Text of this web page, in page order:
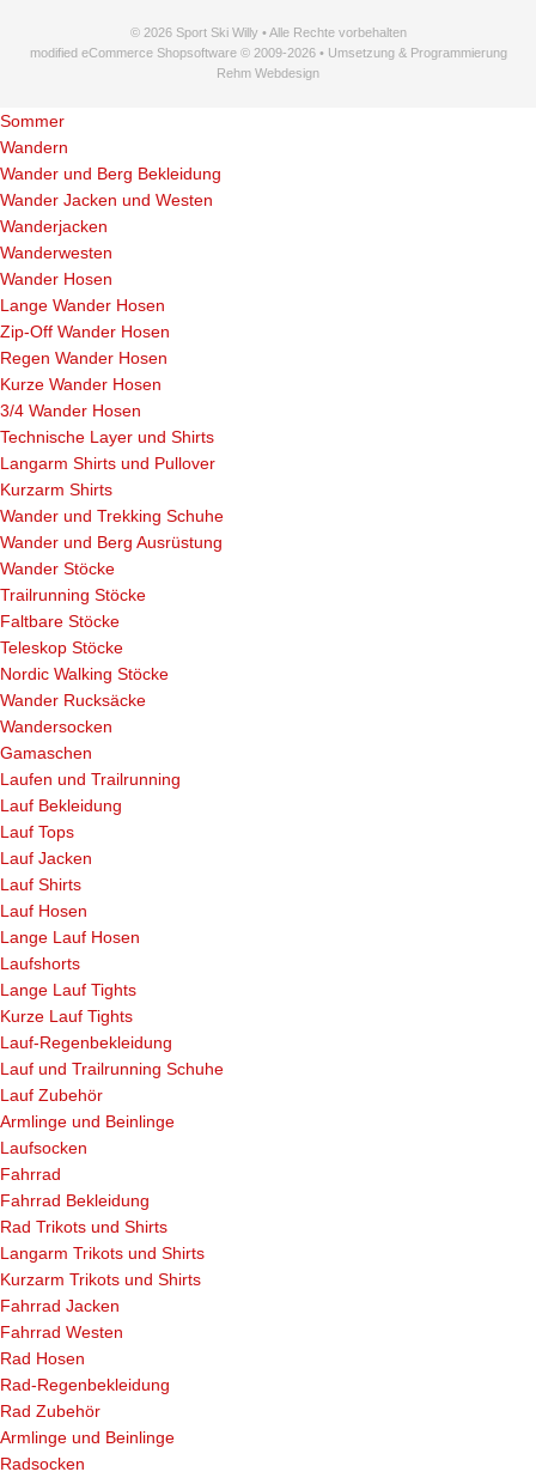
© 2026 Sport Ski Willy • Alle Rechte vorbehalten
modified eCommerce Shopsoftware © 2009-2026 • Umsetzung & Programmierung
Rehm Webdesign
Sommer
Wandern
Wander und Berg Bekleidung
Wander Jacken und Westen
Wanderjacken
Wanderwesten
Wander Hosen
Lange Wander Hosen
Zip-Off Wander Hosen
Regen Wander Hosen
Kurze Wander Hosen
3/4 Wander Hosen
Technische Layer und Shirts
Langarm Shirts und Pullover
Kurzarm Shirts
Wander und Trekking Schuhe
Wander und Berg Ausrüstung
Wander Stöcke
Trailrunning Stöcke
Faltbare Stöcke
Teleskop Stöcke
Nordic Walking Stöcke
Wander Rucksäcke
Wandersocken
Gamaschen
Laufen und Trailrunning
Lauf Bekleidung
Lauf Tops
Lauf Jacken
Lauf Shirts
Lauf Hosen
Lange Lauf Hosen
Laufshorts
Lange Lauf Tights
Kurze Lauf Tights
Lauf-Regenbekleidung
Lauf und Trailrunning Schuhe
Lauf Zubehör
Armlinge und Beinlinge
Laufsocken
Fahrrad
Fahrrad Bekleidung
Rad Trikots und Shirts
Langarm Trikots und Shirts
Kurzarm Trikots und Shirts
Fahrrad Jacken
Fahrrad Westen
Rad Hosen
Rad-Regenbekleidung
Rad Zubehör
Armlinge und Beinlinge
Radsocken